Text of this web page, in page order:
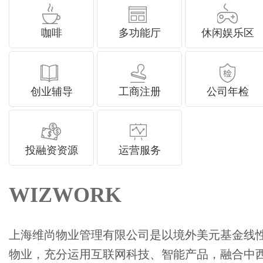
咖啡 多功能厅 休闲娱乐区
创业辅导 工商注册 公司年检
投融资资源 运营服务
WIZWORK
上海维尚物业管理有限公司是以境外美元基金线
物业，充分运用互联网科技、智能产品，融